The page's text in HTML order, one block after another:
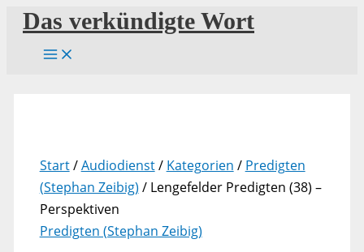
Zum
Inhalt
springen
Das verkündigte Wort
Start/Audiodienst/ Kategorien / Predigten
(Stephan Zeibig) / Lengefelder Predigten (38) –
Perspektiven
Predigten (Stephan Zeibig)